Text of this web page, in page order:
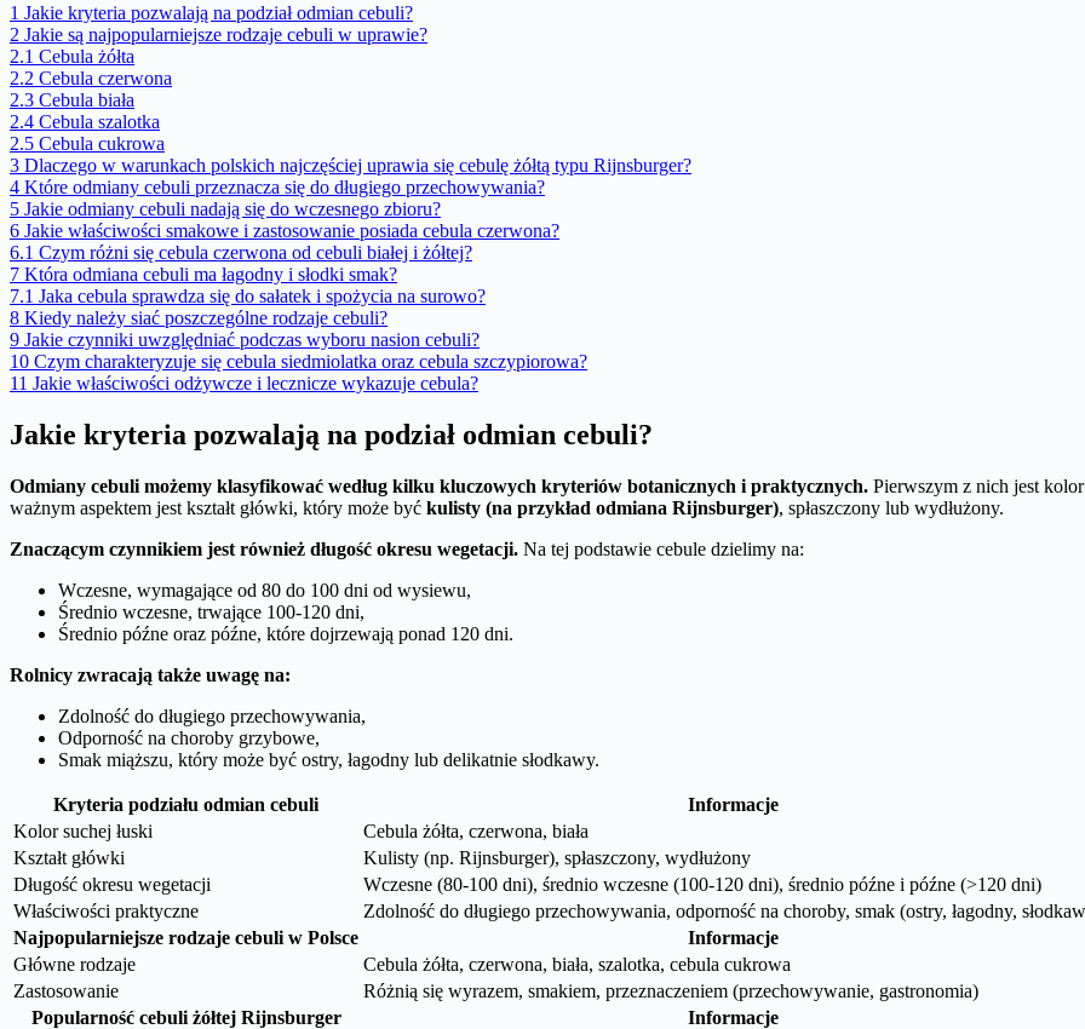
1 Jakie kryteria pozwalają na podział odmian cebuli?
2 Jakie są najpopularniejsze rodzaje cebuli w uprawie?
2.1 Cebula żółta
2.2 Cebula czerwona
2.3 Cebula biała
2.4 Cebula szalotka
2.5 Cebula cukrowa
3 Dlaczego w warunkach polskich najczęściej uprawia się cebulę żółtą typu Rijnsburger?
4 Które odmiany cebuli przeznacza się do długiego przechowywania?
5 Jakie odmiany cebuli nadają się do wczesnego zbioru?
6 Jakie właściwości smakowe i zastosowanie posiada cebula czerwona?
6.1 Czym różni się cebula czerwona od cebuli białej i żółtej?
7 Która odmiana cebuli ma łagodny i słodki smak?
7.1 Jaka cebula sprawdza się do sałatek i spożycia na surowo?
8 Kiedy należy siać poszczególne rodzaje cebuli?
9 Jakie czynniki uwzględniać podczas wyboru nasion cebuli?
10 Czym charakteryzuje się cebula siedmiolatka oraz cebula szczypiorowa?
11 Jakie właściwości odżywcze i lecznicze wykazuje cebula?
Jakie kryteria pozwalają na podział odmian cebuli?
Odmiany cebuli możemy klasyfikować według kilku kluczowych kryteriów botanicznych i praktycznych. Pierwszym z nich jest
ważnym aspektem jest kształt główki, który może być kulisty (na przykład odmiana Rijnsburger), spłaszczony lub wydłużony.
Znaczącym czynnikiem jest również długość okresu wegetacji. Na tej podstawie cebule dzielimy na:
Wczesne, wymagające od 80 do 100 dni od wysiewu,
Średnio wczesne, trwające 100-120 dni,
Średnio późne oraz późne, które dojrzewają ponad 120 dni.
Rolnicy zwracają także uwagę na:
Zdolność do długiego przechowywania,
Odporność na choroby grzybowe,
Smak miąższu, który może być ostry, łagodny lub delikatnie słodkawy.
Kryteria podziału odmian cebuli
Informacje
Kolor suchej łuski
Cebula żółta, czerwona, biała
Kształt główki
Kulisty (np. Rijnsburger), spłaszczony, wydłużony
Długość okresu wegetacji
Wczesne (80-100 dni), średnio wczesne (100-120 dni), średnio późne i późne (>120 dni)
Właściwości praktyczne
Zdolność do długiego przechowywania, odporność na choroby, smak (ostry, łagodny,
Najpopularniejsze rodzaje cebuli w Polsce
Informacje
Główne rodzaje
Cebula żółta, czerwona, biała, szalotka, cebula cukrowa
Zastosowanie
Różnią się wyrazem, smakiem, przeznaczeniem (przechowywanie, gastronomia)
Popularność cebuli żółtej Rijnsburger
Informacje